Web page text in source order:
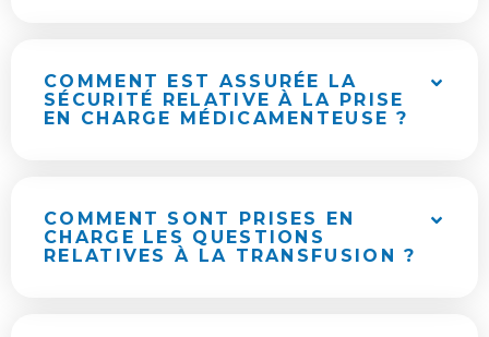
COMMENT EST ASSURÉE LA
SÉCURITÉ RELATIVE À LA PRISE
EN CHARGE MÉDICAMENTEUSE ?
COMMENT SONT PRISES EN
CHARGE LES QUESTIONS
RELATIVES À LA TRANSFUSION ?